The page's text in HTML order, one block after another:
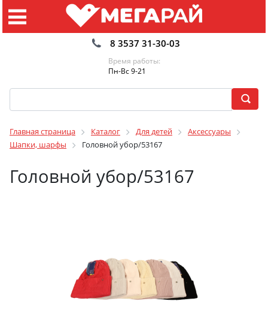
8 3537 31-30-03
Время работы:
Пн-Вс 9-21
Главная страница Каталог Для детей
Аксессуары
Шапки, шарфы
Головной убор/53167
Головной убор/53167